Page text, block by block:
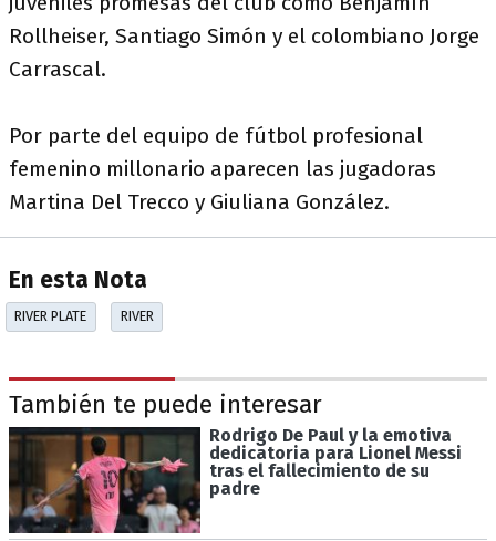
Rollheiser, Santiago Simón y el colombiano Jorge
Carrascal.
Por parte del equipo de fútbol profesional
femenino millonario aparecen las jugadoras
Martina Del Trecco y Giuliana González.
En esta Nota
RIVER PLATE RIVER
También te puede interesar
Rodrigo De Paul y la emotiva
dedicatoria para Lionel Messi
tras el fallecimiento de su
padre